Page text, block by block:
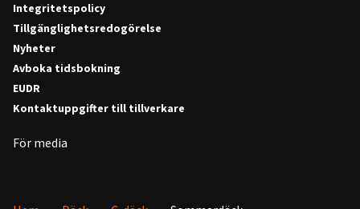
Integritetspolicy
Tillgänglighetsredogörelse
Nyheter
Avboka tidsbokning
EUDR
Kontaktuppgifter till tillverkare
För media